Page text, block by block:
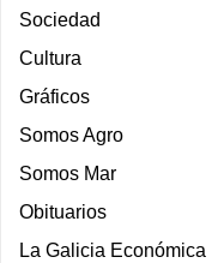
Sociedad
Cultura
Gráficos
Somos Agro
Somos Mar
Obituarios
La Galicia Económica